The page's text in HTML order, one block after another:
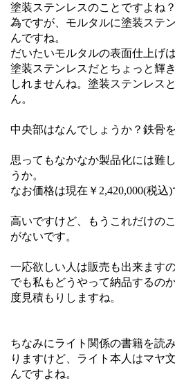
塗装ステンレスのことですよね
為ですが、モルタルに塗装ステ
んですね。
だいたいモルタルの表面仕上げ
塗装ステンレスだとちょっと輝
しれませんね。塗装ステンレス
ん。
中央部はなんでしょうか？鉄骨
思ってもなかなか製品化には難
うか。
なお価格は現在￥2,420,000(税込)
高いですけど、もうこれだけの
がないです。
一応欲しい人は販売も出来ます
でも私もどうやって納品するの
度見積もりしますね。
ちなみにライト関係の書籍を読
りますけど、ライト本人はマヤ
んですよね。